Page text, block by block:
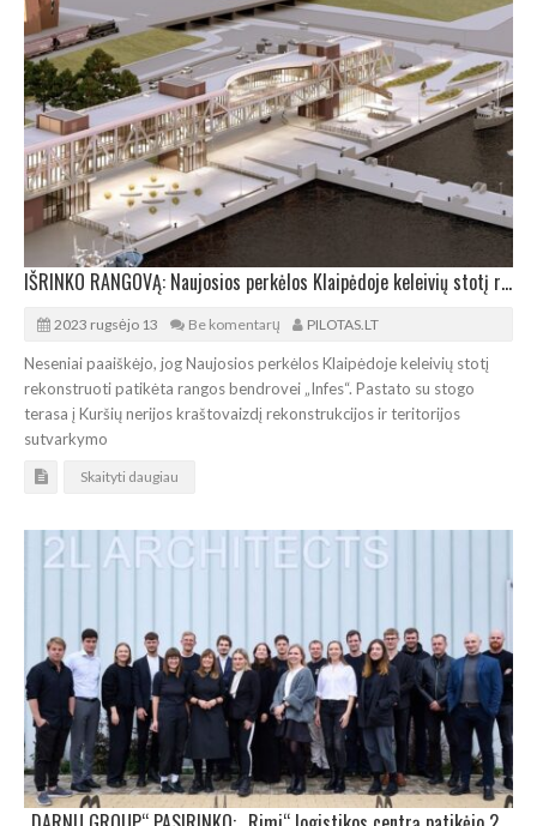
IŠRINKO RANGOVĄ: Naujosios perkėlos Klaipėdoje keleivių stotį rekonstruos „Infes“
2023 rugsėjo 13 Be komentarų PILOTAS.LT
Neseniai paaiškėjo, jog Naujosios perkėlos Klaipėdoje keleivių stotį
rekonstruoti patikėta rangos bendrovei „Infes“. Pastato su stogo
terasa į Kuršių nerijos kraštovaizdį rekonstrukcijos ir teritorijos
sutvarkymo
Skaityti daugiau